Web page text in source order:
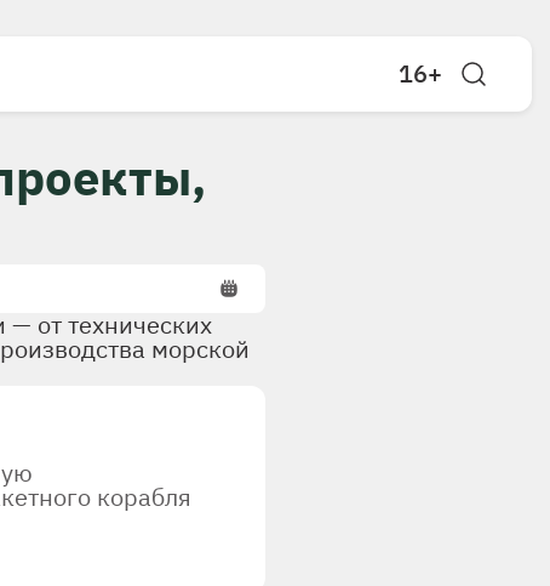
16+
— от технических
морской
корабля